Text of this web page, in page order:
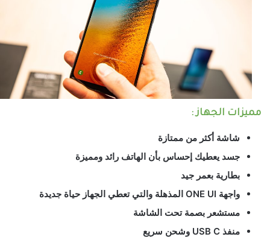
مميزات الجهاز :
شاشة أكثر من ممتازة
جسد يعطيك إحساس بأن الهاتف رائد ومميزة
بطارية بعمر جيد
واجهة ONE UI المذهلة والتي تعطي الجهاز حياة جديدة
مستشعر بصمة تحت الشاشة
منفذ USB C وشحن سريع